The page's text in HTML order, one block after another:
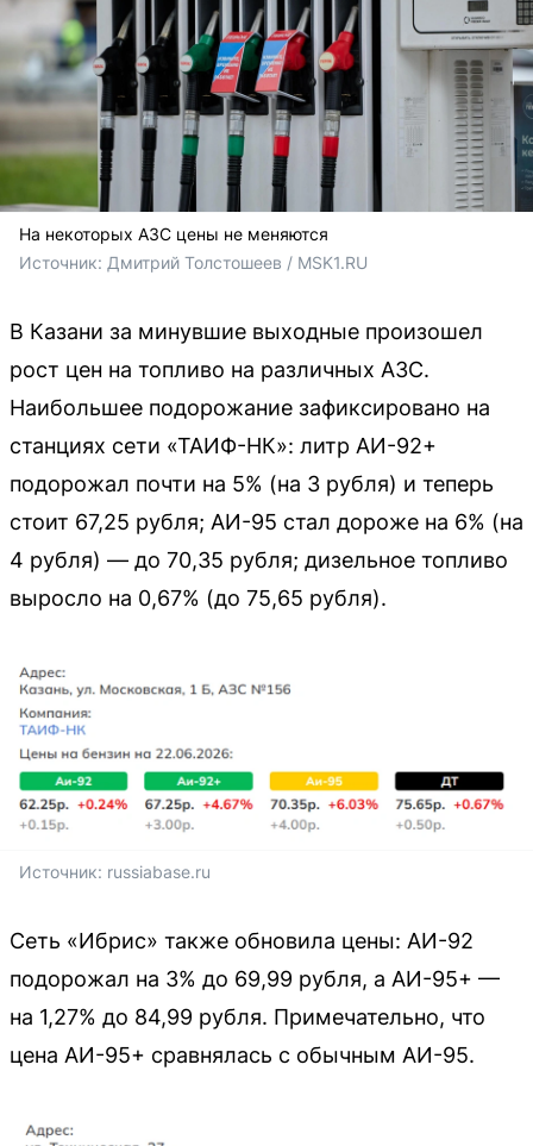
На некоторых АЗС цены не меняются
Источник: Дмитрий Толстошеев / MSK1.RU
В Казани за минувшие выходные произошел
рост цен на топливо на различных АЗС.
Наибольшее подорожание зафиксировано на
станциях сети «ТАИФ-НК»: литр АИ-92+
подорожал почти на 5% (на 3 рубля) и теперь
стоит 67,25 рубля; АИ-95 стал дороже на 6% (на
4 рубля) — до 70,35 рубля; дизельное топливо
выросло на 0,67% (до 75,65 рубля).
Источник: russiabase.ru
Сеть «Ибрис» также обновила цены: АИ-92
подорожал на 3% до 69,99 рубля, а АИ-95+ —
на 1,27% до 84,99 рубля. Примечательно, что
цена АИ-95+ сравнялась с обычным АИ-95.